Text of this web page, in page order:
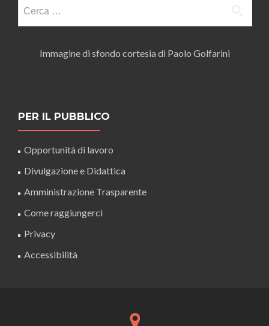
per:
Immagine di sfondo cortesia di Paolo Golfarini
PER IL PUBBLICO
Opportunità di lavoro
Divulgazione e Didattica
Amministrazione Trasparente
Come raggiungerci
Privacy
Accessibilità